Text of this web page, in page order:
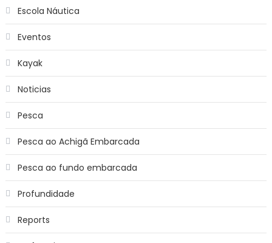
Escola Náutica
Eventos
Kayak
Noticias
Pesca
Pesca ao Achigã Embarcada
Pesca ao fundo embarcada
Profundidade
Reports